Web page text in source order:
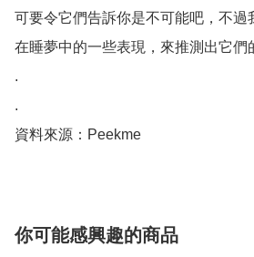
可要令它們告訴你是不可能吧，不過
在睡夢中的一些表現，來推測出它們
.
.
資料來源：Peekme
你可能感興趣的商品